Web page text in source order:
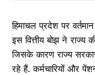
हिमाचल प्रदेश पर
इस वित्तीय बोझ ने राज्य
जिसके कारण राज्य
रहे हैं. कर्मचारियों और